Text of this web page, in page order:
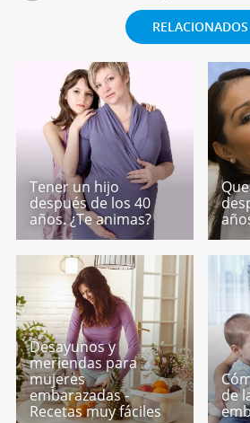
RELACIONADOS
Tener un hijo
después de los 40
años. ¿Te animas?
Desayunos y
meriendas para
mujeres
embarazadas -
Recetas muy fáciles
de